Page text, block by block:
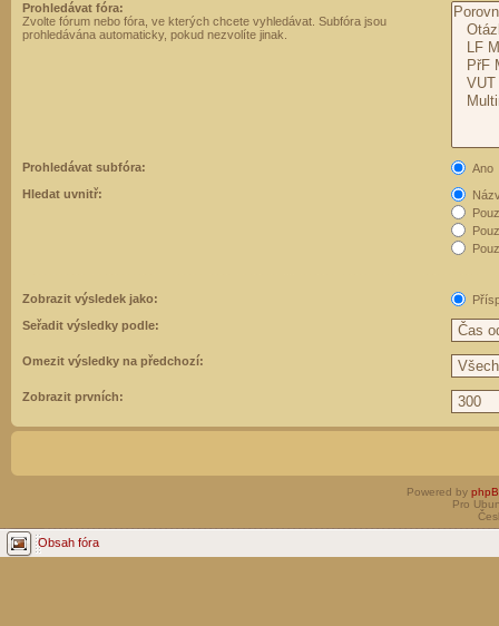
Prohledávat fóra:
Zvolte fórum nebo fóra, ve kterých chcete vyhledávat. Subfóra jsou
prohledávána automaticky, pokud nezvolíte jinak.
Prohledávat subfóra:
Ano
Hledat uvnitř:
Zobrazit výsledek jako:
Seřadit výsledky podle:
Omezit výsledky na předchozí:
Zobrazit prvních:
Powered by
Pro
Obsah fóra